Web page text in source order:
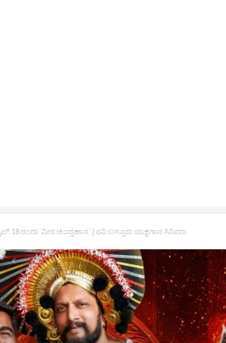
18ರಂದು ‘ವೀರ ಚಂದ್ರಹಾಸ’ | ರವಿ ಬಸ್ರೂರು ಯಕ್ಷಗಾನ ಸಿನಿಮಾ